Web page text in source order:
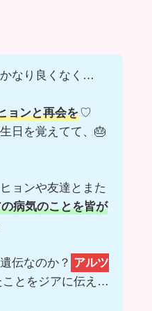
なり良くなく…
ョンと再会を♡
日を覚えてて、🎂
ョンや友達とまた
病気のことを皆が
伝なのか？ アルツ
ことをジアに伝え…